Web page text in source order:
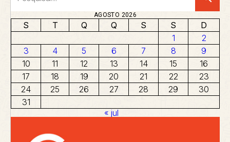
AGOSTO 2026
S T Q Q S S
D
1
2
3
4 5 6 7 8
9
10
11 12 13 14 15
16
17
18 19 20 21 22
23
24
25 26 27 28 29
30
31
« jul